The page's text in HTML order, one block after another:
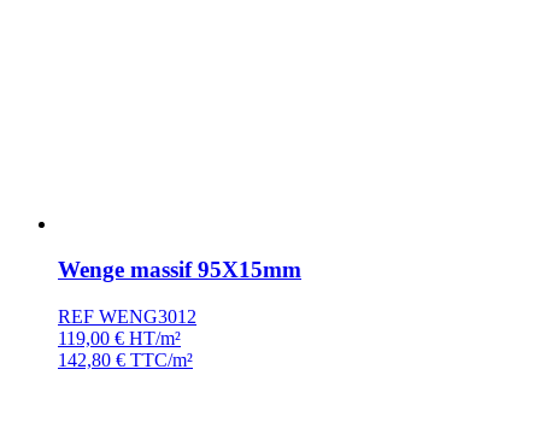
Wenge massif 95X15mm
REF WENG3012
119,00 € HT/m²
142,80 € TTC/m²